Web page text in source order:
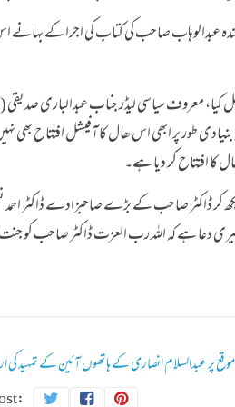
عبدالوہاب صاحب کی کتاب کی اجرا کے بہانے
کیا، معروف سیاسی لیڈر جناب عبدالباری
طور پر ابھی اس ھال کا آفیشل افتتاح بھی
کا افتتاح کر دیا ہے۔
کر ڈاکٹر صاحب کے بڑے صاحبزادے ڈاکٹر احمد
دعا ہے کہ اللہ رب العزت ڈاکٹر صاحب کو
پر عبدالسلام انصاری کے ہاتھوں آئین کے تمہید کی